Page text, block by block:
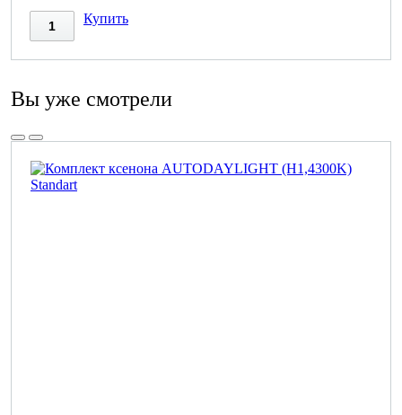
Купить
Вы уже смотрели